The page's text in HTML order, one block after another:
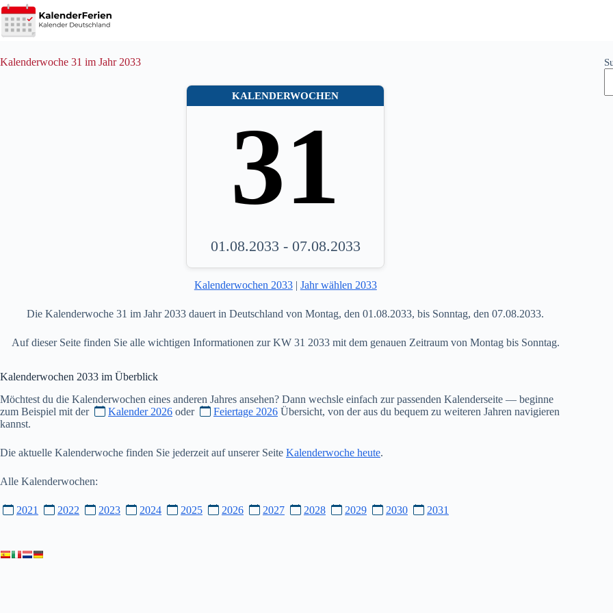
Zum
Inhalt
springen
Kalenderwoche 31 im Jahr 2033
KALENDERWOCHEN
31
01.08.2033 - 07.08.2033
Kalenderwochen 2033| Jahr wählen 2033
Die Kalenderwoche 31 im Jahr 2033 dauert in Deutschland von Montag, den 01.08.2033, bis Sonntag, den 07.08.2033.
Auf dieser Seite finden Sie alle wichtigen Informationen zur KW 31 2033 mit dem genauen Zeitraum von Montag bis Sonntag.
Kalenderwochen 2033 im Überblick
Möchtest du die Kalenderwochen eines anderen Jahres ansehen? Dann wechsle einfach zur passenden Kalenderseite — beginne
zum Beispiel mit der
Kalender 2026 oder Feiertage 2026 Übersicht, von der aus du bequem zu weiteren Jahren navigieren
kannst.
Die aktuelle Kalenderwoche finden Sie jederzeit auf unserer Seite Kalenderwoche heute.
Alle Kalenderwochen:
2021 2022 2023 2024 2025 2026 2027 2028 2029 2030 2031